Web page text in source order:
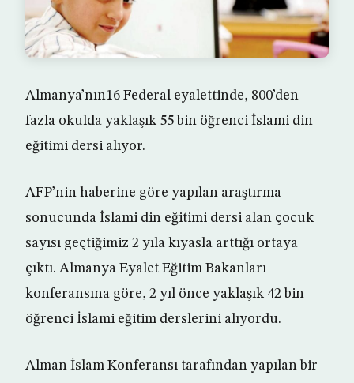
Almanya’nın16 Federal eyalettinde, 800’den
fazla okulda yaklaşık 55 bin öğrenci İslami din
eğitimi dersi alıyor.
AFP’nin haberine göre yapılan araştırma
sonucunda İslami din eğitimi dersi alan çocuk
sayısı geçtiğimiz 2 yıla kıyasla arttığı ortaya
çıktı. Almanya Eyalet Eğitim Bakanları
konferansına göre, 2 yıl önce yaklaşık 42 bin
öğrenci İslami eğitim derslerini alıyordu.
Alman İslam Konferansı tarafından yapılan bir